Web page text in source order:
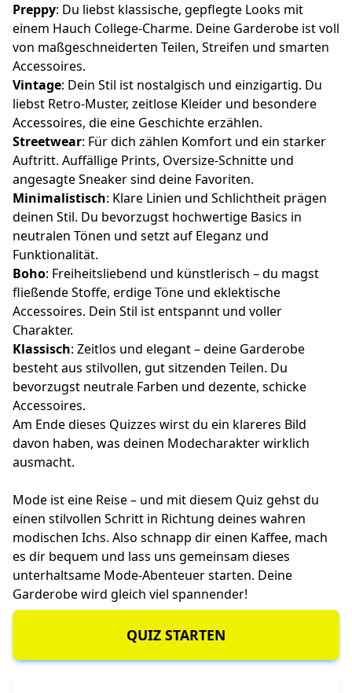
Preppy: Du liebst klassische, gepflegte Looks mit
einem Hauch College-Charme. Deine Garderobe ist voll
von maßgeschneiderten Teilen, Streifen und smarten
Accessoires.
Vintage: Dein Stil ist nostalgisch und einzigartig. Du
liebst Retro-Muster, zeitlose Kleider und besondere
Accessoires, die eine Geschichte erzählen.
Streetwear: Für dich zählen Komfort und ein starker
Auftritt. Auffällige Prints, Oversize-Schnitte und
angesagte Sneaker sind deine Favoriten.
Minimalistisch: Klare Linien und Schlichtheit prägen
deinen Stil. Du bevorzugst hochwertige Basics in
neutralen Tönen und setzt auf Eleganz und
Funktionalität.
Boho: Freiheitsliebend und künstlerisch – du magst
fließende Stoffe, erdige Töne und eklektische
Accessoires. Dein Stil ist entspannt und voller
Charakter.
Klassisch: Zeitlos und elegant – deine Garderobe
besteht aus stilvollen, gut sitzenden Teilen. Du
bevorzugst neutrale Farben und dezente, schicke
Accessoires.
Am Ende dieses Quizzes wirst du ein klareres Bild
davon haben, was deinen Modecharakter wirklich
ausmacht.
Mode ist eine Reise – und mit diesem Quiz gehst du
einen stilvollen Schritt in Richtung deines wahren
modischen Ichs. Also schnapp dir einen Kaffee, mach
es dir bequem und lass uns gemeinsam dieses
unterhaltsame Mode-Abenteuer starten. Deine
Garderobe wird gleich viel spannender!
QUIZ STARTEN